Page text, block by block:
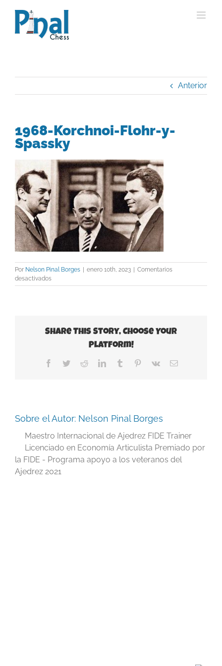
contenido
Anterior
1968-Korchnoi-Flohr-y-
Spassky
Por Nelson Pinal Borges | enero 10th, 2023 | Comentarios
desactivadosen
1968-
Share This Story, Choose Your
Platform!
Facebook
TwitterRedditLinkedInTumblr Pinterest
Vk
Correo
Sobre el Autor: Nelson Pinal Borges
Maestro Internacional de Ajedrez FIDE Trainer
Licenciado en Economía Articulista Premiado por
la FIDE - Programa apoyo a los veteranos del
Ajedrez 2021